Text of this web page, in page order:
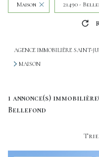
Maison 21490 -
AGENCE IMMOBILIÈRE SAINT-
MAISON
1 annonce(s)
Bellefond